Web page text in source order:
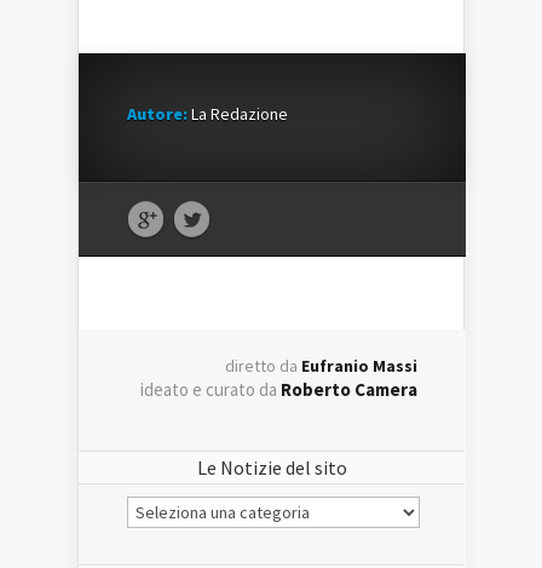
Autore:La Redazione
diretto da Eufranio Massi
ideato e curato da Roberto Camera
Le Notizie del sito
Le
Notizie